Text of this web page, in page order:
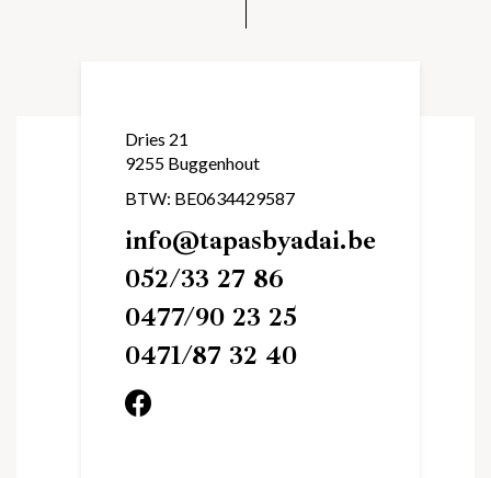
Dries 21
9255 Buggenhout
BTW: BE0634429587
info@tapasbyadai.be
052/33 27 86
0477/90 23 25
0471/87 32 40